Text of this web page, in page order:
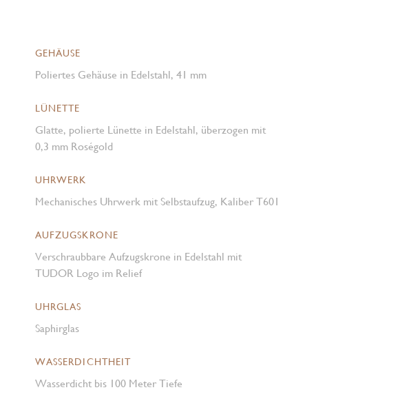
GEHÄUSE
Poliertes Gehäuse in Edelstahl, 41 mm
LÜNETTE
Glatte, polierte Lünette in Edelstahl, überzogen mit
0,3 mm Roségold
UHRWERK
Mechanisches Uhrwerk mit Selbstaufzug, Kaliber T601
AUFZUGSKRONE
Verschraubbare Aufzugskrone in Edelstahl mit
TUDOR Logo im Relief
UHRGLAS
Saphirglas
WASSERDICHTHEIT
Wasserdicht bis 100 Meter Tiefe